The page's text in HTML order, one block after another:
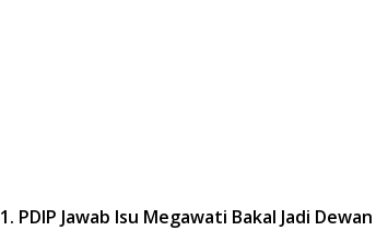
1. PDIP Jawab Isu Megawati Bakal Jadi